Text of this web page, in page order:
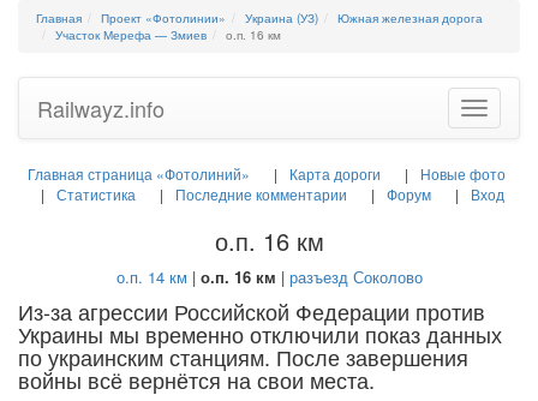
Главная Проект «Фотолинии» Украина (УЗ)
Южная железная дорога
Участок Мерефа — Змиев
о.п. 16 км
Toggle
Railwayz.info
Главная страница «Фотолиний» Карта дороги
Новые фото
Статистика
Последние комментарии Форум Вход
о.п. 16 км
о.п. 14 км | о.п. 16 км | разъезд Соколово
Из-за агрессии Российской Федерации против
Украины мы временно отключили показ данных
по украинским станциям. После завершения
войны всё вернётся на свои места.